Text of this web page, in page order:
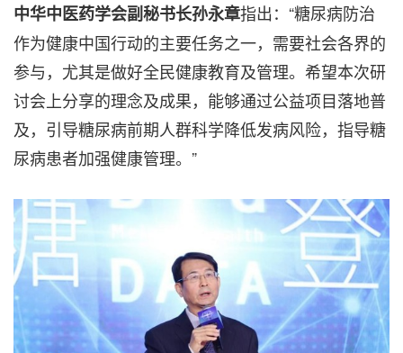
中华中医药学会副秘书长孙永章指出：“糖尿病防治
作为健康中国行动的主要任务之一，需要社会各界的
参与，尤其是做好全民健康教育及管理。希望本次研
讨会上分享的理念及成果，能够通过公益项目落地普
及，引导糖尿病前期人群科学降低发病风险，指导糖
尿病患者加强健康管理。”